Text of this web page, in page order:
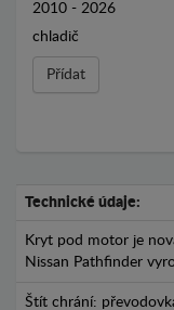
2010 - 2026
chladič
Přídat
Technické údaje:
Kryt pod motor je
Nissan Pathfinder
Štít chrání: